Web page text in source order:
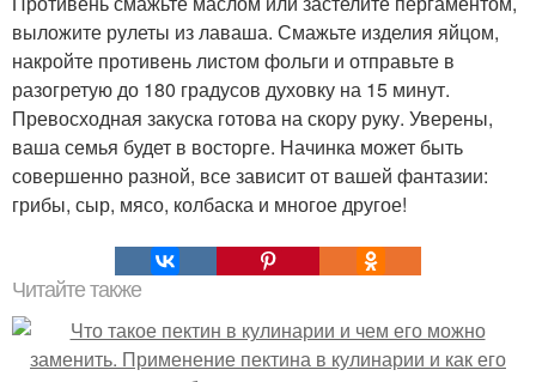
выложите рулеты из лаваша. Смажьте изделия яйцом,
накройте противень листом фольги и отправьте в
разогретую до 180 градусов духовку на 15 минут.
Превосходная закуска готова на скору руку. Уверены,
ваша семья будет в восторге. Начинка может быть
совершенно разной, все зависит от вашей фантазии:
грибы, сыр, мясо, колбаска и многое другое!
Читайте также